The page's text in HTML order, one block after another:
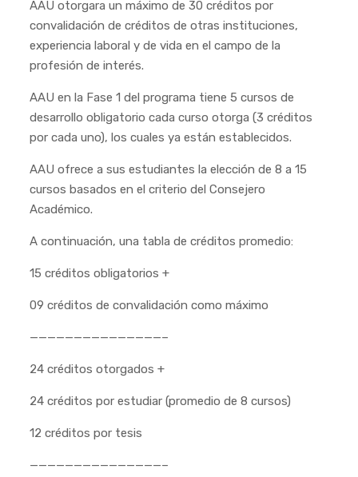
AAU otorgara un máximo de 30 créditos por
convalidación de créditos de otras instituciones,
experiencia laboral y de vida en el campo de la
profesión de interés.
AAU en la Fase 1 del programa tiene 5 cursos de
desarrollo obligatorio cada curso otorga (3 créditos
por cada uno), los cuales ya están establecidos.
AAU ofrece a sus estudiantes la elección de 8 a 15
cursos basados en el criterio del Consejero
Académico.
A continuación, una tabla de créditos promedio:
15 créditos obligatorios +
09 créditos de convalidación como máximo
———————————————–
24 créditos otorgados +
24 créditos por estudiar (promedio de 8 cursos)
12 créditos por tesis
———————————————–